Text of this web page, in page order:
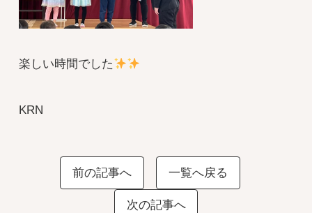
楽しい時間でした
KRN
前の記事へ 一覧へ戻る
次の記事へ